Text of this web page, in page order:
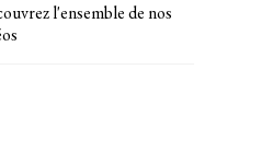
l'ensemble de nos